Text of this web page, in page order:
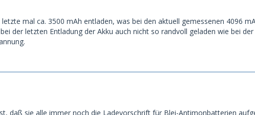
mal ca. 3500 mAh entladen, was bei den aktuell gemessenen 4096
der letzten Entladung der Akku auch nicht so randvoll geladen wie bei
daß sie alle immer noch die Ladevorschrift für Blei-Antimonbatterien